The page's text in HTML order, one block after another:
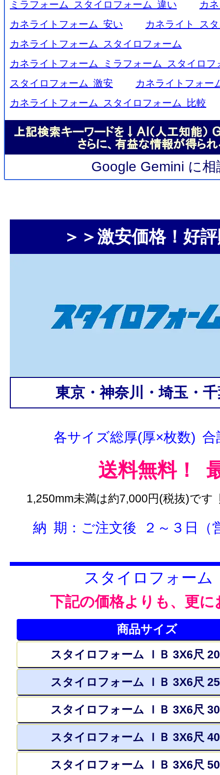
ミラフォーム スタイロフォーム 違い
カ
カネライトフォーム 安い
カネライト ス
カネライトフォーム スタイロフォーム
カネライトフォーム ミラフォーム スタイロ
スタイロフォーム 激安
カネライトフォ
カネライトフォーム スタイロフォーム 比較
Google Gemini に
＞＞激安価格！好
東京・神奈川・埼玉・
各サイズ総厚(厚×枚数)
送料無料！
1,250mm未満は約7,000円(税抜)で
納 期：ご注文後 ２～３日（
スタイロフォーム
下記の価格よりも、更に
商品サイズ
スタイロフォーム ＩＢ 3X6尺
スタイロフォーム ＩＢ 3X6尺
スタイロフォーム ＩＢ 3X6尺
スタイロフォーム ＩＢ 3X6尺
スタイロフォーム ＩＢ 3X6尺